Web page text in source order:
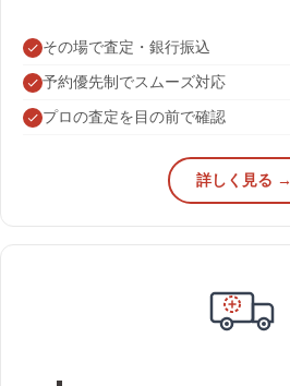
その場で査定・銀行振込
予約優先制でスムーズ対応
プロの査定を目の前で確認
詳しく見る →